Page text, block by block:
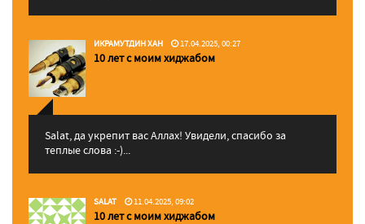
ИКРАМУТДИН ХАН 17.04.2025, 00:27
10 лет с моим хиджабом
Salat, да укрепит вас Аллаx! Увидели, спасибо за
теплые слова :-)...
SALAT 11.04.2025, 09:02
10 лет с моим хиджабом